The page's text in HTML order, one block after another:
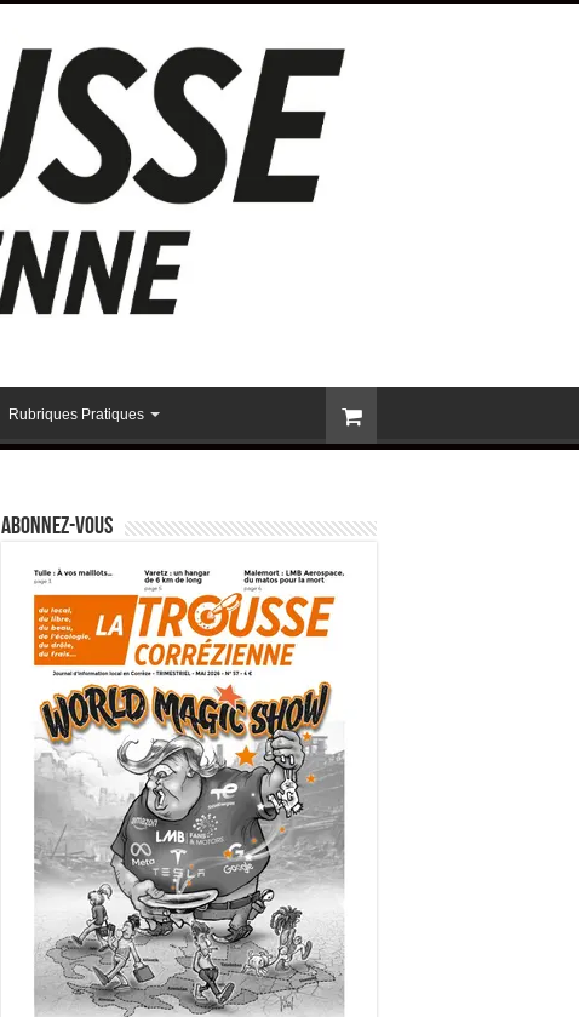
Rubriques Pratiques
Abonnez-vous